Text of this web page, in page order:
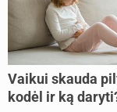
Vaikui skauda
kodėl ir ką